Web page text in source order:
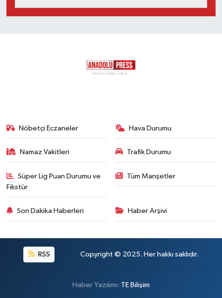
Nöbetçi Eczaneler Hava Durumu
Namaz Vakitleri Trafik Durumu
Süper Lig Puan Durumu ve
Fikstür
Tüm Manşetler
Son Dakika Haberleri Haber Arşivi
RSS Copyright © 2025. Her hakkı saklıdır.
Haber Yazılımı: TE Bilişim